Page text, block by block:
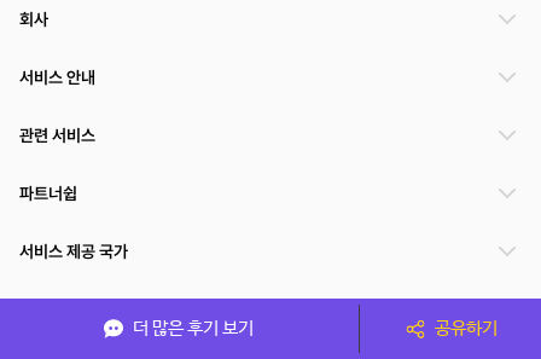
더 많은 후기 보기 공유하기
회사
서비스 안내
관련 서비스
파트너쉽
서비스 제공 국가
(주)NSPACE 사업자정보